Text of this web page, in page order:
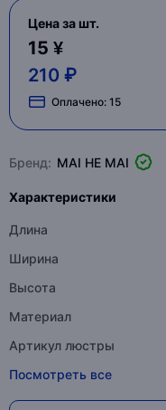
Цена за шт.
15 ¥
210 ₽
Оплачено: 15
Бренд: MAI HE MAI
Характеристики
Длина
Ширина
Высота
Материал
Артикул люстры
Посмотреть все